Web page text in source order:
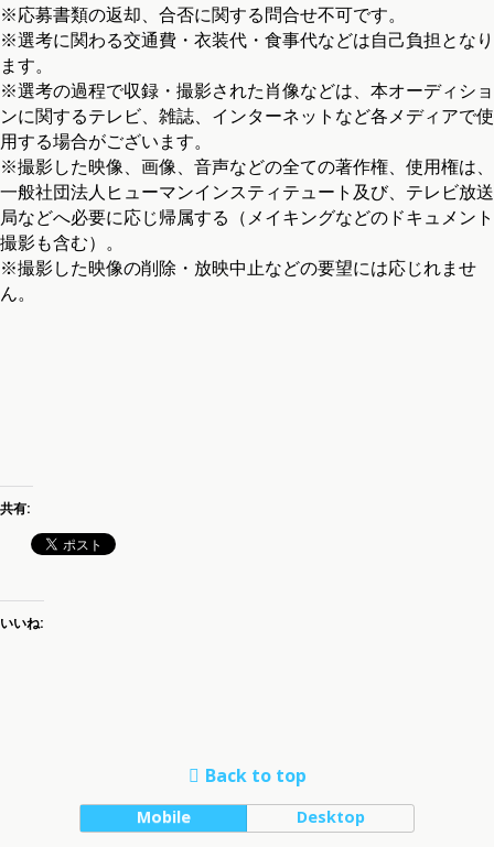
※応募書類の返却、合否に関する問合せ不可です。
※選考に関わる交通費・衣装代・食事代などは自己負担となり
ます。
※選考の過程で収録・撮影された肖像などは、本オーディショ
ンに関するテレビ、雑誌、インターネットなど各メディアで使
用する場合がございます。
※撮影した映像、画像、音声などの全ての著作権、使用権は、
一般社団法人ヒューマンインスティテュート及び、テレビ放送
局などへ必要に応じ帰属する（メイキングなどのドキュメント
撮影も含む）。
※撮影した映像の削除・放映中止などの要望には応じれませ
ん。
共有:
いいね:
Back to top
Mobile Desktop